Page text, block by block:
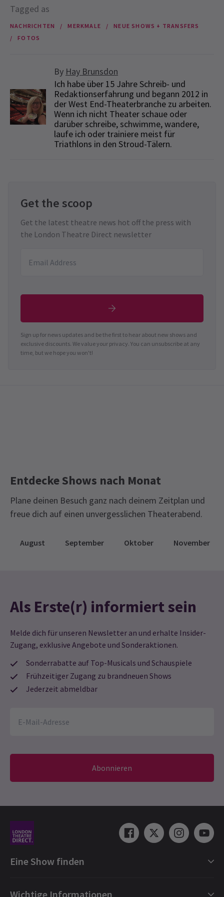
Tagged as
NACHRICHTEN MERKMALE
NEUE SHOWS + TRANSFERS
FOTOS
By Hay Brunsdon
Ich habe über 15 Jahre Schreib- und
Redaktionserfahrung und begann 2012 in
der West End-Theaterbranche zu arbeiten.
Wenn ich nicht Theater schaue oder
darüber schreibe, schwimme, wandere,
laufe ich oder trainiere meist für
Triathlons in den Stroud-Tälern.
Get the scoop
Get the latest theatre news hot off the press with
the London Theatre Direct newsletter
Sign up for news updates and be the first to hear about new shows and
exclusive discounts. We value your privacy. You can unsubscribe at any
time, but we hope you won't!
Entdecke Shows nach Monat
Plane deinen Besuch ganz nach deinem Zeitplan und
freue dich auf einen unvergesslichen Theaterabend.
August September Oktober November
Als Erste(r) informiert sein
Melde dich für unseren Newsletter an und erhalte Insider-
Zugang, exklusive Angebote und Sonderaktionen.
Sonderrabatte auf Top-Musicals und Schauspiele
Frühzeitiger Zugang zu brandneuen Shows
Jederzeit abmeldbar
Abonnieren
Eine Show finden
Wichtige Informationen